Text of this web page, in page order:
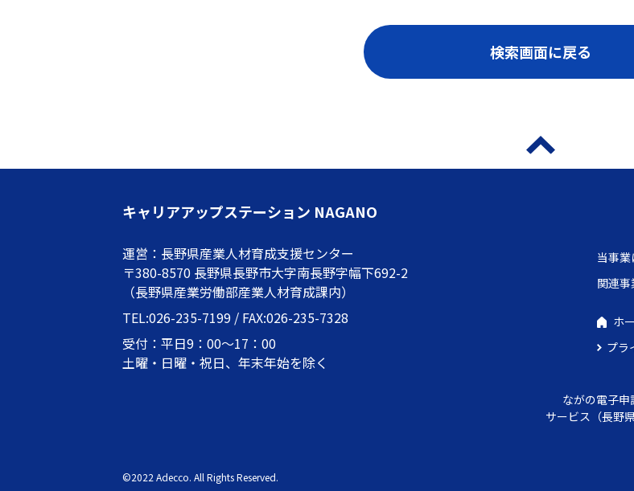
検索画面に戻る
キャリアアップステーション NAGANO
運営：長野県産業人材育成支援センター
〒380-8570 長野県長野市大字南長野字幅下692-2
（長野県産業労働部産業人材育成課内）
TEL:026-235-7199 / FAX:026-235-7328
受付：平日9：00～17：00
土曜・日曜・祝日、年末年始を除く
当事業
関連事
ホ
プラ
ながの電子申
サービス（長野県
©2022 Adecco. All Rights Reserved.